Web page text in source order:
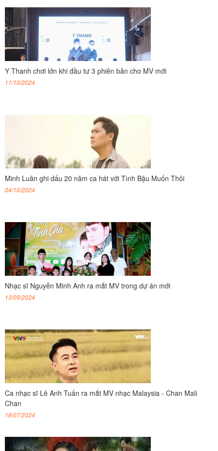
Y Thanh chơi lớn khi đầu tư 3 phiên bản cho MV mới
11/10/2024
Minh Luân ghi dấu 20 năm ca hát với Tình Bậu Muốn Thôi
04/10/2024
Nhạc sĩ Nguyễn Minh Anh ra mắt MV trong dự án mới
13/09/2024
Ca nhạc sĩ Lê Anh Tuấn ra mắt MV nhạc Malaysia - Chan Mali
Chan
18/07/2024